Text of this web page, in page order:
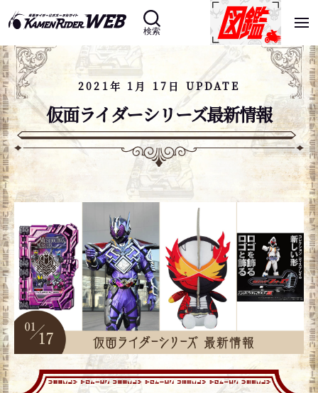
検索
2021年 1月 17日 UPDATE
仮面ライダーシリーズ最新情報